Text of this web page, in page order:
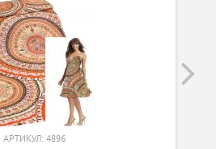
АРТИКУЛ: 4896